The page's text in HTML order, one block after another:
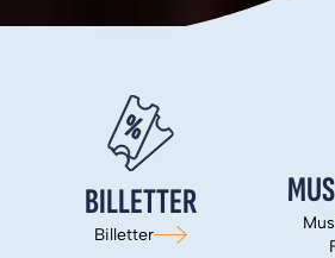
BILLETTER
Billetter